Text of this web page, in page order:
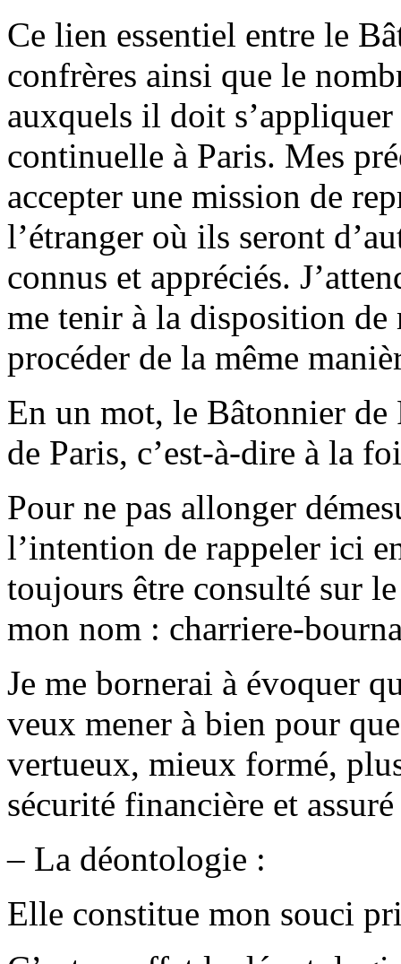
Ce lien essentiel entre le
confrères ainsi que le
auxquels il doit s’appliquer
continuelle à Paris. Mes
accepter une mission de
l’étranger où ils seront
connus et appréciés.
me tenir à la disposition de
procéder de la même
En un mot, le Bâtonnier de
de Paris, c’est-à-dire à la
Pour ne pas allonger
l’intention de rappeler ici
toujours être consulté sur
mon nom : charriere-
Je me bornerai à évoquer
veux mener à bien pour
vertueux, mieux formé,
sécurité financière et
– La déontologie :
Elle constitue mon souci